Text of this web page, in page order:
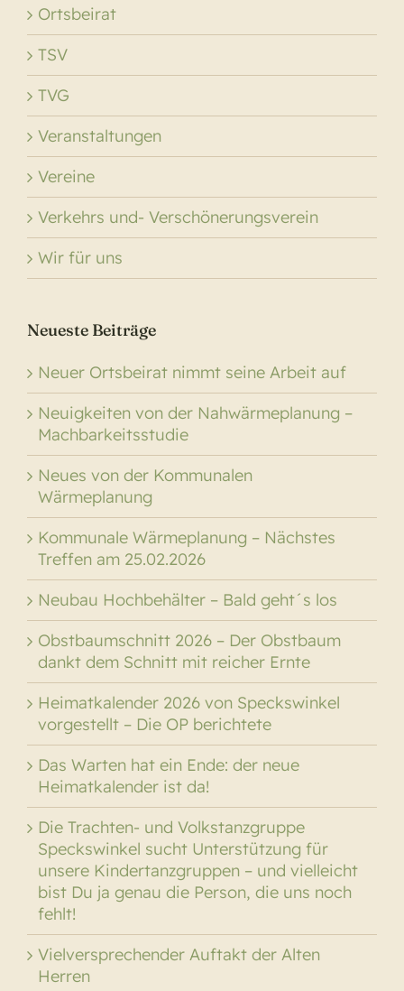
Ortsbeirat
TSV
TVG
Veranstaltungen
Vereine
Verkehrs und- Verschönerungsverein
Wir für uns
Neueste Beiträge
Neuer Ortsbeirat nimmt seine Arbeit auf
Neuigkeiten von der Nahwärmeplanung –
Machbarkeitsstudie
Neues von der Kommunalen
Wärmeplanung
Kommunale Wärmeplanung – Nächstes
Treffen am 25.02.2026
Neubau Hochbehälter – Bald geht´s los
Obstbaumschnitt 2026 – Der Obstbaum
dankt dem Schnitt mit reicher Ernte
Heimatkalender 2026 von Speckswinkel
vorgestellt – Die OP berichtete
Das Warten hat ein Ende: der neue
Heimatkalender ist da!
Die Trachten- und Volkstanzgruppe
Speckswinkel sucht Unterstützung für
unsere Kindertanzgruppen – und vielleicht
bist Du ja genau die Person, die uns noch
fehlt!
Vielversprechender Auftakt der Alten
Herren